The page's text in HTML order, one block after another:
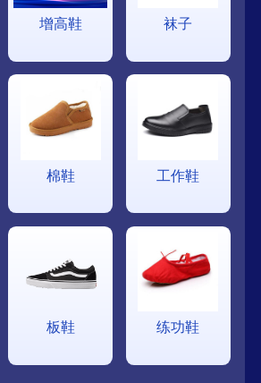
增高鞋 袜子
棉鞋 工作鞋
板鞋 练功鞋